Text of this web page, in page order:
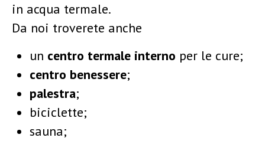
in acqua termale.
Da noi troverete anche
un centro termale interno per le cure;
centro benessere;
palestra;
biciclette;
sauna;